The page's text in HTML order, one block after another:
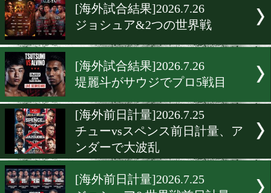
[海外前日計量]2026.8.1
WBC世界ライト級王座決
[海外試合結果]2026.7.26
チューvsスペンス! 元世界
対決
[海外試合結果]2026.7.26
ジョシュア&2つの世界戦